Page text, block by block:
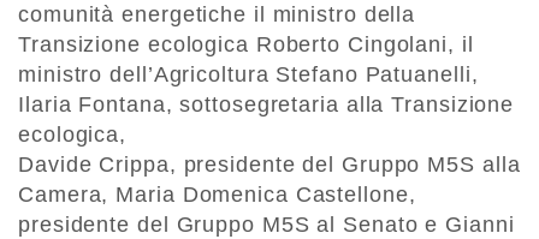
comunità energetiche il ministro della
Transizione ecologica Roberto Cingolani, il
ministro dell’Agricoltura Stefano Patuanelli,
Ilaria Fontana, sottosegretaria alla Transizione
ecologica,
Davide Crippa, presidente del Gruppo M5S alla
Camera, Maria Domenica Castellone,
presidente del Gruppo M5S al Senato e Gianni